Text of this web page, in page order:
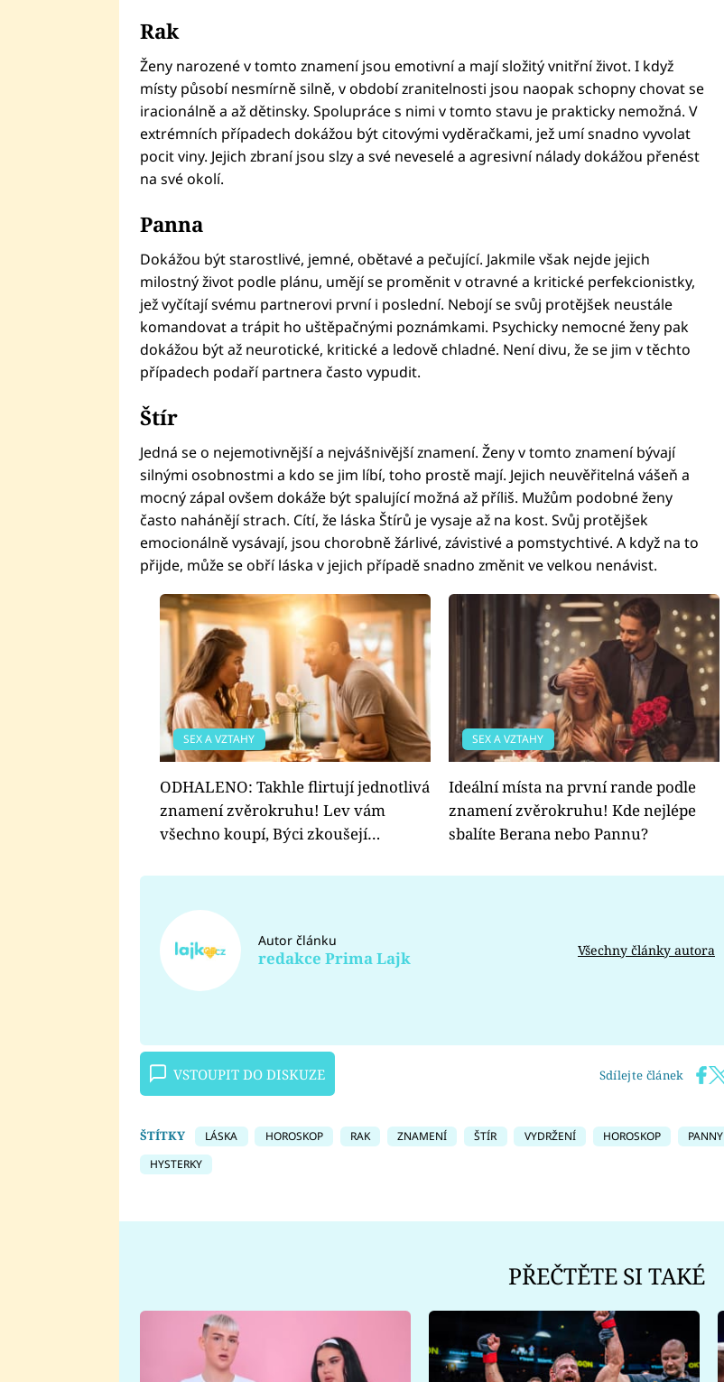
Rak
Ženy narozené v tomto znamení jsou emotivní a mají složitý vnitřní život. I když
místy působí nesmírně silně, v období zranitelnosti jsou naopak schopny chovat se
iracionálně a až dětinsky. Spolupráce s nimi v tomto stavu je prakticky nemožná. V
extrémních případech dokážou být citovými vyděračkami, jež umí snadno vyvolat
pocit viny. Jejich zbraní jsou slzy a své neveselé a agresivní nálady dokážou přenést
na své okolí.
Panna
Dokážou být starostlivé, jemné, obětavé a pečující. Jakmile však nejde jejich
milostný život podle plánu, umějí se proměnit v otravné a kritické perfekcionistky,
jež vyčítají svému partnerovi první i poslední. Nebojí se svůj protějšek neustále
komandovat a trápit ho uštěpačnými poznámkami. Psychicky nemocné ženy pak
dokážou být až neurotické, kritické a ledově chladné. Není divu, že se jim v těchto
případech podaří partnera často vypudit.
Štír
Jedná se o nejemotivnější a nejvášnivější znamení. Ženy v tomto znamení bývají
silnými osobnostmi a kdo se jim líbí, toho prostě mají. Jejich neuvěřitelná vášeň a
mocný zápal ovšem dokáže být spalující možná až příliš. Mužům podobné ženy
často nahánějí strach. Cítí, že láska Štírů je vysaje až na kost. Svůj protějšek
emocionálně vysávají, jsou chorobně žárlivé, závistivé a pomstychtivé. A když na to
přijde, může se obří láska v jejich případě snadno změnit ve velkou nenávist.
SEX A VZTAHY
ODHALENO: Takhle flirtují jednotlivá
znamení zvěrokruhu! Lev vám
všechno koupí, Býci zkoušejí…
SEX A VZTAHY
Ideální místa na první rande podle
znamení zvěrokruhu! Kde nejlépe
sbalíte Berana nebo Pannu?
Autor článku
redakce Prima Lajk Všechny články autora
VSTOUPIT DO DISKUZE Sdílejte článek
ŠTÍTKY LÁSKA HOROSKOP RAK ZNAMENÍ ŠTÍR VYDRŽENÍ HOROSKOP
PANNY
HYSTERKY
PŘEČTĚTE SI TAKÉ